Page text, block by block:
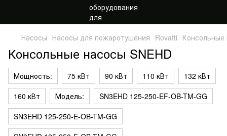
Насосы Насосы для пожаротушения Rovatti Консольные
Консольные насосы SNEHD
Мощность: 75 кВт 90 кВт 110 кВт
132 кВт
160 кВт
Модель:
SN3EHD 125-250-EF-OB-TM-GG
SN3EHD 125-250-E-OB-TM-GG